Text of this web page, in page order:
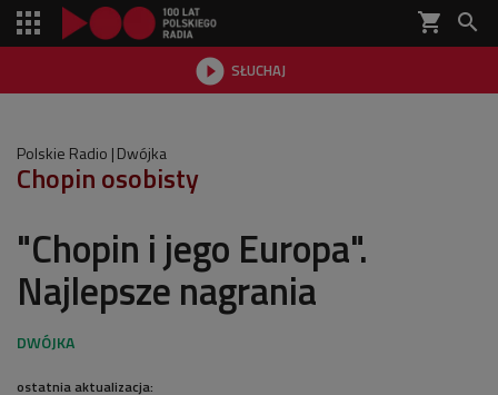
shopping_cart 
 SŁUCHAJ

Polskie Radio Dwójka
Chopin osobisty
"Chopin i jego Europa".
Najlepsze nagrania
ostatnia aktualizacja: